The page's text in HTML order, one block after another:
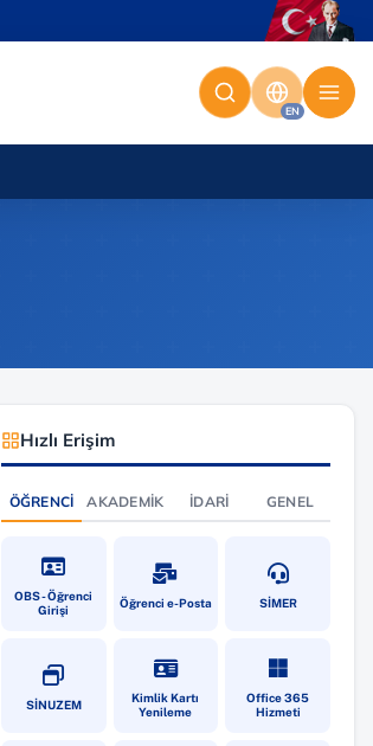
EN
Hızlı Erişim
ÖĞRENCI AKADEMIK İDARI GENEL
OBS - Öğrenci
Girişi
(yeni sekmede açılır)
Öğrenci e-Posta(yeni sekmede açılır)
SİMER(yeni
SİNUZEM(yeni sekmede açılır)
Kimlik Kartı
Yenileme
(yeni sekmede açılır)
Office 365
Hizmeti
(yeni